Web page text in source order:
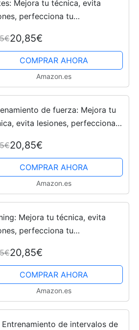
Mejora tu técnica, evita
perfecciona tu
20,85€
COMPRAR AHORA
Amazon.es
de fuerza: Mejora tu
evita lesiones, perfecciona
20,85€
COMPRAR AHORA
Amazon.es
Mejora tu técnica, evita
perfecciona tu
20,85€
COMPRAR AHORA
Amazon.es
Entrenamiento de intervalos de